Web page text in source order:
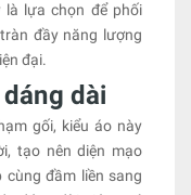
lựa chọn để phối
đầy năng lượng
đại.
dài
gối, kiểu áo này
tạo nên diện mạo
cùng đầm liền sang